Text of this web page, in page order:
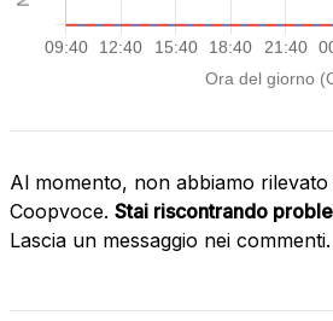
Al momento, non abbiamo
Coopvoce. Stai riscontrando
Lascia un messaggio nei commenti.